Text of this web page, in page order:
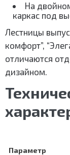
На
каркас под
Лестницы
комфорт”,
отличаются
дизайном.
Параметр